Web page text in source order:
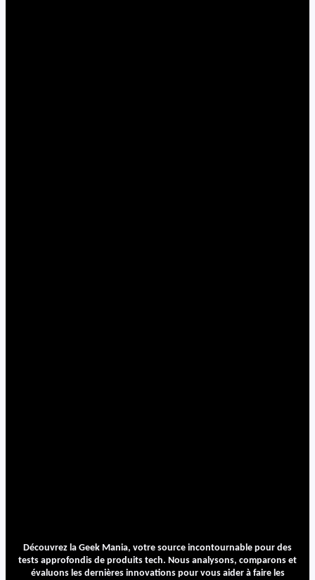
Découvrez la Geek Mania, votre source incontournable pour des
tests approfondis de produits tech. Nous analysons, comparons et
évaluons les dernières innovations pour vous aider à faire les